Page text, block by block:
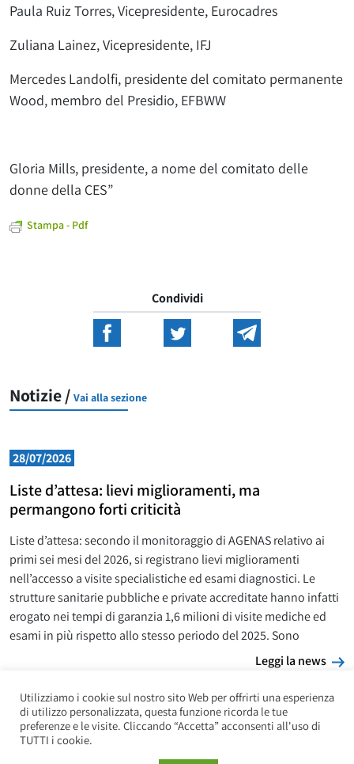
Paula Ruiz Torres, Vicepresidente, Eurocadres
Zuliana Lainez, Vicepresidente, IFJ
Mercedes Landolfi, presidente del comitato permanente
Wood, membro del Presidio, EFBWW
Gloria Mills, presidente, a nome del comitato delle
donne della CES”
Stampa - Pdf
Condividi
Notizie / Vai alla sezione
28/07/2026
Liste d’attesa: lievi miglioramenti, ma
permangono forti criticità
Liste d’attesa: secondo il monitoraggio di AGENAS relativo ai
primi sei mesi del 2026, si registrano lievi miglioramenti
nell’accesso a visite specialistiche ed esami diagnostici. Le
strutture sanitarie pubbliche e private accreditate hanno infatti
erogato nei tempi di garanzia 1,6 milioni di visite mediche ed
esami in più rispetto allo stesso periodo del 2025. Sono
Leggi la news
Utilizziamo i cookie sul nostro sito Web per offrirti una esperienza
di utilizzo personalizzata, questa funzione ricorda le tue
preferenze e le visite. Cliccando “Accetta” acconsenti all'uso di
TUTTI i cookie.